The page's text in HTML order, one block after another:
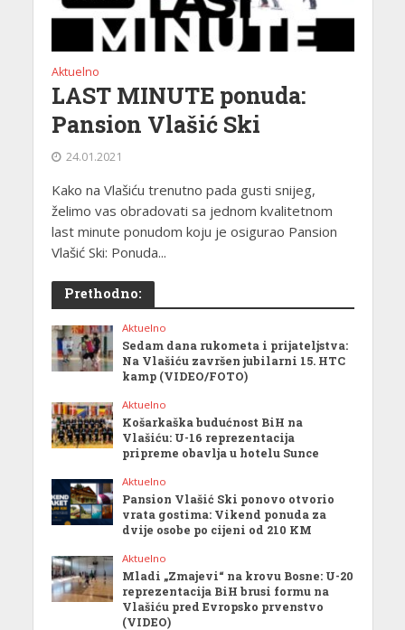
Aktuelno
LAST MINUTE ponuda:
Pansion Vlašić Ski
24.01.2021
Kako na Vlašiću trenutno pada gusti snijeg,
želimo vas obradovati sa jednom kvalitetnom
last minute ponudom koju je osigurao Pansion
Vlašić Ski: Ponuda...
Prethodno:
Aktuelno
Sedam dana rukometa i prijateljstva:
Na Vlašiću završen jubilarni 15. HTC
kamp (VIDEO/FOTO)
Aktuelno
Košarkaška budućnost BiH na
Vlašiću: U-16 reprezentacija
pripreme obavlja u hotelu Sunce
Aktuelno
Pansion Vlašić Ski ponovo otvorio
vrata gostima: Vikend ponuda za
dvije osobe po cijeni od 210 KM
Aktuelno
Mladi „Zmajevi“ na krovu Bosne: U-20
reprezentacija BiH brusi formu na
Vlašiću pred Evropsko prvenstvo
(VIDEO)